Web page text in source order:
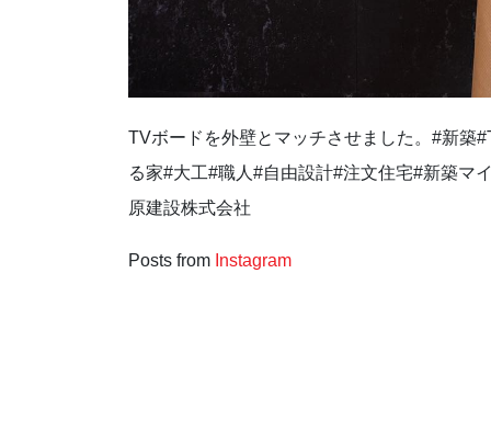
TVボードを外壁とマッチさせました。⁡
る家#大工#職人#自由設計#注文住宅#新築マ
原建設株式会社
Posts from Instagram